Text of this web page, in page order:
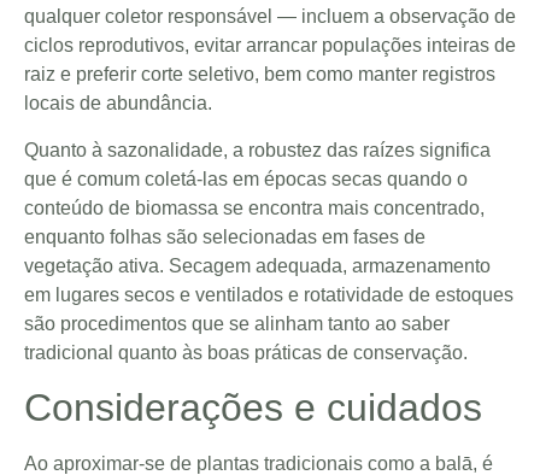
qualquer coletor responsável — incluem a observação de
ciclos reprodutivos, evitar arrancar populações inteiras de
raiz e preferir corte seletivo, bem como manter registros
locais de abundância.
Quanto à sazonalidade, a robustez das raízes significa
que é comum coletá-las em épocas secas quando o
conteúdo de biomassa se encontra mais concentrado,
enquanto folhas são selecionadas em fases de
vegetação ativa. Secagem adequada, armazenamento
em lugares secos e ventilados e rotatividade de estoques
são procedimentos que se alinham tanto ao saber
tradicional quanto às boas práticas de conservação.
Considerações e cuidados
Ao aproximar-se de plantas tradicionais como a balā, é